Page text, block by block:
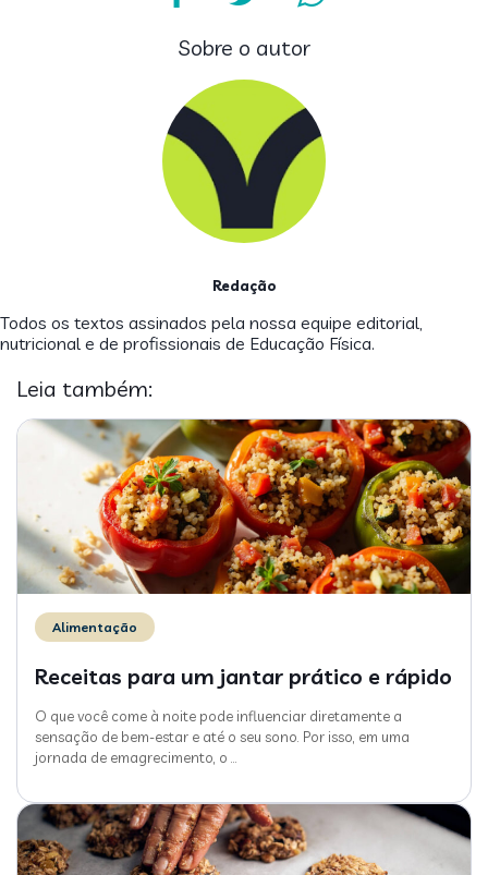
Sobre o autor
Redação
Todos os textos assinados pela nossa equipe editorial,
nutricional e de profissionais de Educação Física.
Leia também:
Alimentação
Receitas para um jantar prático e rápido
O que você come à noite pode influenciar diretamente a
sensação de bem-estar e até o seu sono. Por isso, em uma
jornada de emagrecimento, o …